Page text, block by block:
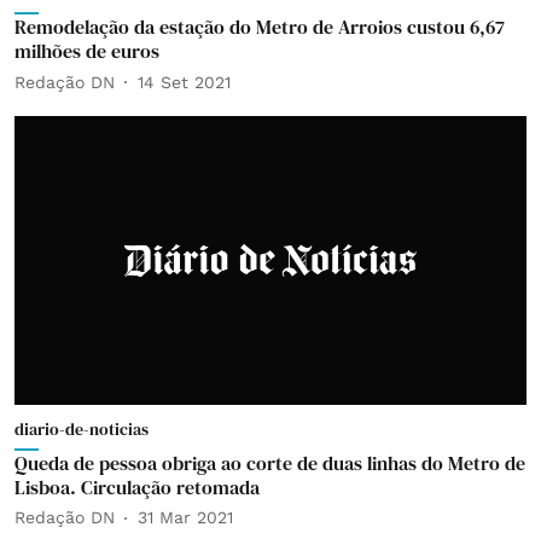
Remodelação da estação do Metro de Arroios custou 6,67
milhões de euros
Redação DN 14 Set 2021
diario-de-noticias
Queda de pessoa obriga ao corte de duas linhas do Metro de
Lisboa. Circulação retomada
Redação DN 31 Mar 2021